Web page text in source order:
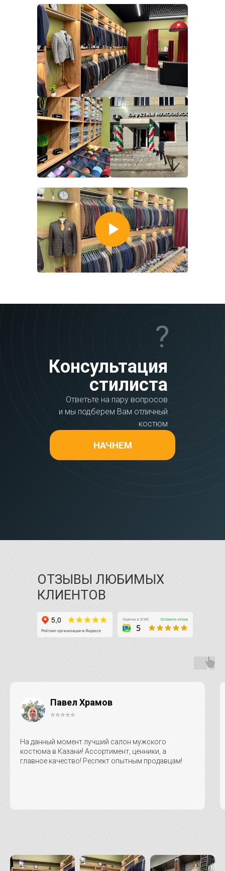
?
Консультация
стилиста
Ответьте на пару вопросов
и мы подберем Вам отличный
костюм
НАЧНЕМ
ОТЗЫВЫ ЛЮБИМЫХ
КЛИЕНТОВ
Павел Храмов
⭐⭐⭐⭐⭐
На данный момент лучший салон мужского
костюма в Казани! Ассортимент, ценники, а
главное качество! Респект опытным продавцам!